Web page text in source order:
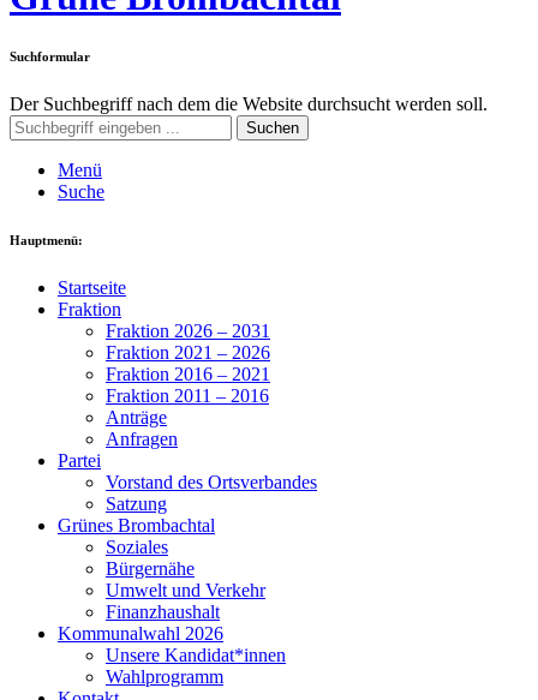
Suchformular
Der Suchbegriff nach dem die Website durchsucht werden soll.
Suchen
Menü
Suche
Hauptmenü:
Startseite
Fraktion
Fraktion 2026 – 2031
Fraktion 2021 – 2026
Fraktion 2016 – 2021
Fraktion 2011 – 2016
Anträge
Anfragen
Partei
Vorstand des Ortsverbandes
Satzung
Grünes Brombachtal
Soziales
Bürgernähe
Umwelt und Verkehr
Finanzhaushalt
Kommunalwahl 2026
Unsere Kandidat*innen
Wahlprogramm